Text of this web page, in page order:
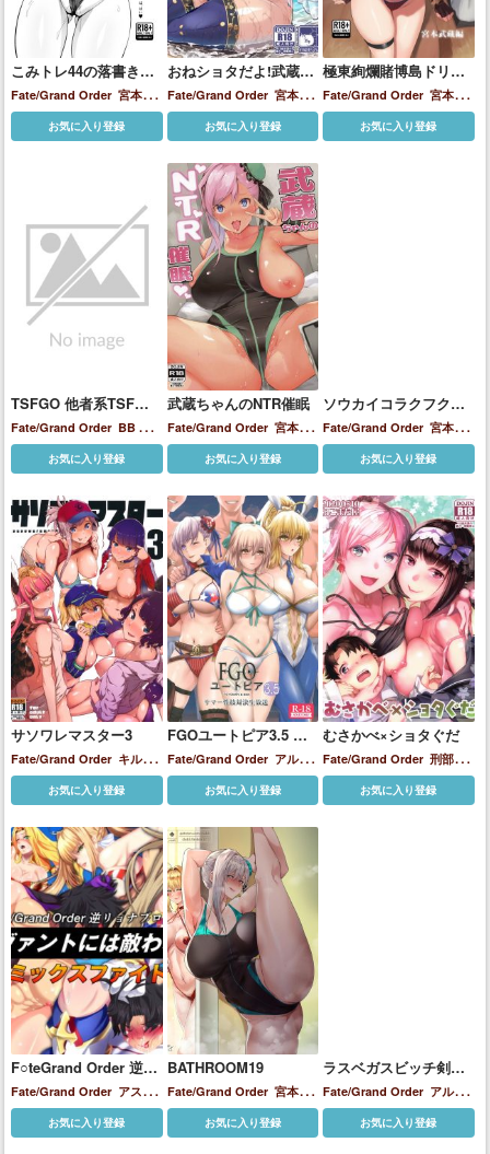
こみトレ44の落書きコ
ピ本
Fate/Grand Order 宮本武
蔵
お気に入り登録
おねショタだよ!武蔵ち
ゃん!
Fate/Grand Order 宮本武
蔵
お気に入り登録
極東絢爛賭博島ドリー
ムアイランドー宮本武
蔵編
Fate/Grand Order 宮本武
蔵
お気に入り登録
TSFGO 他者系TSFア
ンソロジー
Fate/Grand Order BB アビ
ゲイル・ウィリアムズイシ
イリヤスフィール・
レシュキガルエレナ・ブラ
ヴァッキーカーマジャン
ヌ・ダルクジャンヌ・ダル
ク（オルタ） スカサハ＝ス
カディゼノビアトラロック
ナイチンゲールバーヴァ
ン・シーマシュ・キリエラ
イト モルガン伊吹童子加藤
段蔵 宮本武蔵巴御前楊貴
妃清姫 謎のヒロインXX酒
呑童子
お気に入り登録
武蔵ちゃんのNTR催眠
Fate/Grand Order 宮本武
蔵
お気に入り登録
ソウカイコラクフクジ
ュウゲキ
Fate/Grand Order 宮本武
蔵
お気に入り登録
サソワレマスター3
Fate/Grand Order キルケ
ーマルタ宮本武蔵葛飾北
斎
謎のヒロインXX
お気に入り登録
FGOユートピア3.5 サ
マー性技対決生放送
Fate/Grand Order アルト
リア・ペンドラゴン(ランサ
ー)
宮本武蔵沖田総司
お気に入り登録
むさかべ×ショタぐだ
Fate/Grand Order 刑部姫
宮本武蔵
お気に入り登録
F○teGrand Order 逆リ
ョナプロレス サーヴァ
ントには敵わない。
Fate/Grand Order アスト
ライアエレシュキガルエレ
ナ・ブラヴァッキーカイニ
お気に入り登録
BATHROOM19
Fate/Grand Order 宮本武
蔵
お気に入り登録
ラスベガスビッチ剣豪
セックス七色勝負
Fate/Grand Order アルト
リア・ペンドラゴン(ランサ
ー)
ジャンヌ・ダルク
お気に入り登録